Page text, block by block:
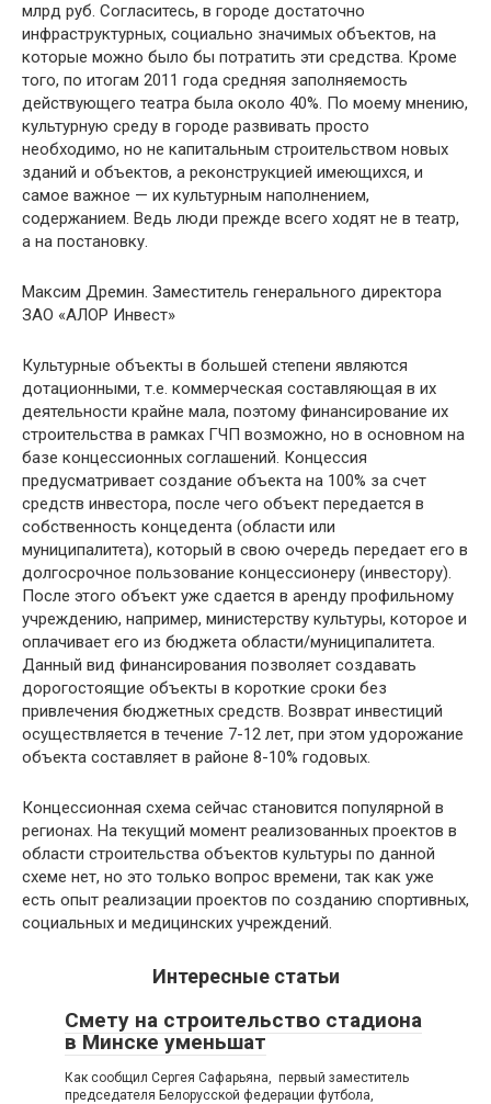
млрд руб. Согласитесь, в городе достаточно
инфраструктурных, социально значимых объектов, на
которые можно было бы потратить эти средства. Кроме
того, по итогам 2011 года средняя заполняемость
действующего театра была около 40%. По моему мнению,
культурную среду в городе развивать просто
необходимо, но не капитальным строительством новых
зданий и объектов, а реконструкцией имеющихся, и
самое важное — их культурным наполнением,
содержанием. Ведь люди прежде всего ходят не в театр,
а на постановку.
Максим Дремин. Заместитель генерального директора
ЗАО «АЛОР Инвест»
Культурные объекты в большей степени являются
дотационными, т.е. коммерческая составляющая в их
деятельности крайне мала, поэтому финансирование их
строительства в рамках ГЧП возможно, но в основном на
базе концессионных соглашений. Концессия
предусматривает создание объекта на 100% за счет
средств инвестора, после чего объект передается в
собственность концедента (области или
муниципалитета), который в свою очередь передает его в
долгосрочное пользование концессионеру (инвестору).
После этого объект уже сдается в аренду профильному
учреждению, например, министерству культуры, которое и
оплачивает его из бюджета области/муниципалитета.
Данный вид финансирования позволяет создавать
дорогостоящие объекты в короткие сроки без
привлечения бюджетных средств. Возврат инвестиций
осуществляется в течение 7-12 лет, при этом удорожание
объекта составляет в районе 8-10% годовых.
Концессионная схема сейчас становится популярной в
регионах. На текущий момент реализованных проектов в
области строительства объектов культуры по данной
схеме нет, но это только вопрос времени, так как уже
есть опыт реализации проектов по созданию спортивных,
социальных и медицинских учреждений.
Интересные статьи
Смету на строительство стадиона
в Минске уменьшат
Как сообщил Сергея Сафарьяна, первый заместитель
председателя Белорусской федерации футбола,